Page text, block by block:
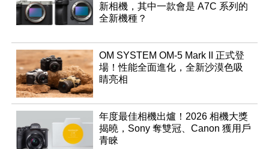
新相機，其中一款會是 A7C 系列的
全新機種？
OM SYSTEM OM-5 Mark II 正式登
場！性能全面進化，全新沙漠色吸
睛亮相
年度最佳相機出爐！2026 相機大獎
揭曉，Sony 奪雙冠、Canon 獲用戶
青睞